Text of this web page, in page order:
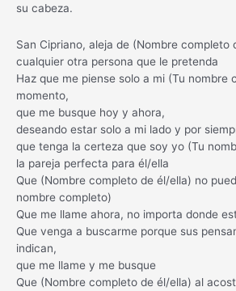
su cabeza.
San Cipriano, aleja de (Nombre completo
cualquier otra persona que le pretenda
Haz que me piense solo a mi (Tu nombre
momento,
que me busque hoy y ahora,
deseando estar solo a mi lado y por
que tenga la certeza que soy yo (Tu
la pareja perfecta para él/ella
Que (Nombre completo de él/ella) no
nombre completo)
Que me llame ahora, no importa donde
Que venga a buscarme porque sus
indican,
que me llame y me busque
Que (Nombre completo de él/ella) al